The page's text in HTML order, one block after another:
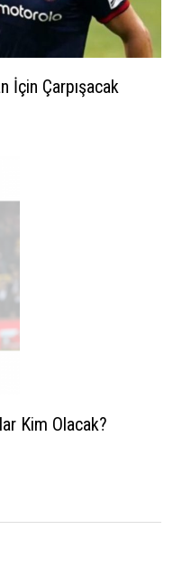
İçin Çarpışacak
Kim Olacak?